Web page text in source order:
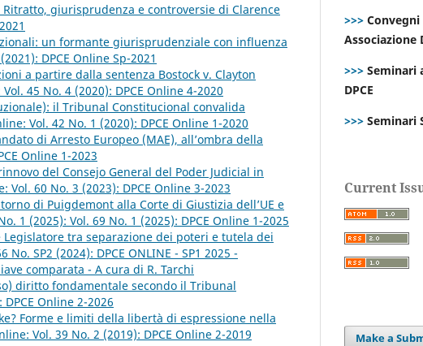
giurisprudenza e controversie di Clarence
un formante giurisprudenziale con influenza
DPCE Online Sp-2021
a partire dalla sentenza Bostock v. Clayton
Vol. 45 No. 4 (2020): DPCE Online 4-2020
il Tribunal Constitucional convalida
Vol. 42 No. 1 (2020): DPCE Online 1-2020
di Arresto Europeo (MAE), all’ombra della
Online 1-2023
del Consejo General del Poder Judicial in
Vol. 60 No. 3 (2023): DPCE Online 3-2023
di Puigdemont alla Corte di Giustizia dell’UE e
1 (2025): Vol. 69 No. 1 (2025): DPCE Online 1-2025
tra separazione dei poteri e tutela dei
No. SP2 (2024): DPCE ONLINE - SP1 2025 -
comparata - A cura di R. Tarchi
diritto fondamentale secondo il Tribunal
DPCE Online 2-2026
Forme e limiti della libertà di espressione nella
Vol. 39 No. 2 (2019): DPCE Online 2-2019
>>>
Associazione
>>> Seminari
DPCE
>>> Seminari
Current
Make a